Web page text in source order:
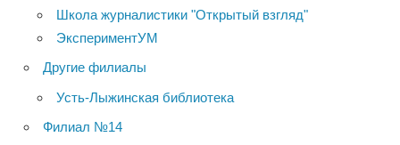
Школа журналистики "Открытый взгляд"
ЭкспериментУМ
Другие филиалы
Усть-Лыжинская библиотека
Филиал №14